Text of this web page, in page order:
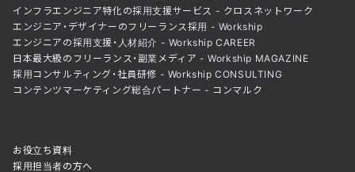
インフラエンジニア特化の採用支援サービス - クロスネットワーク
エンジニア・デザイナーのフリーランス採用 - Workship
エンジニアの採用支援・人材紹介 - Workship CAREER
日本最大級のフリーランス・副業メディア - Workship MAGAZINE
採用コンサルティング・社員研修 - Workship CONSULTING
コンテンツマーケティング総合パートナー - コンマルク
お役立ち資料
採用担当者の方へ